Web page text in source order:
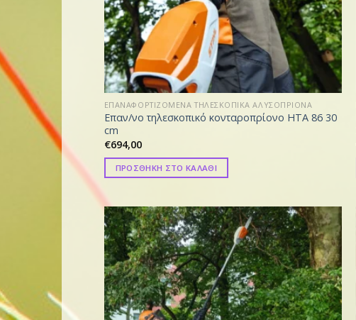
ΕΠΑΝΑΦΟΡΤΙΖΟΜΕΝΑ ΤΗΛΕΣΚΟΠΙΚΑ ΑΛΥΣΟΠΡΙΟΝΑ
Επαν/νο τηλεσκοπικό κονταροπρίονο HTA 86 30
cm
€694,00
ΠΡΟΣΘΗΚΗ ΣΤΟ ΚΑΛΑΘΙ